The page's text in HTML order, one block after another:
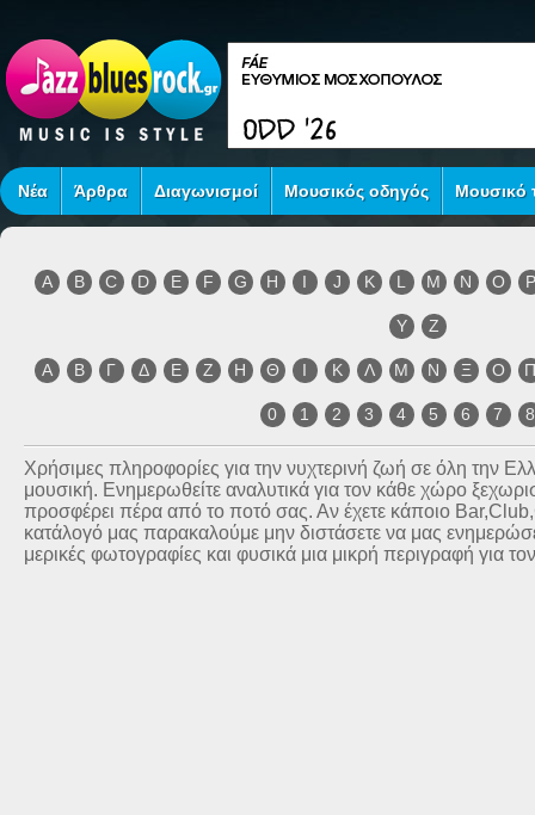
Νέα Άρθρα Διαγωνισμοί Μουσικός οδηγός Μουσικό
A B C D E F G H I J K L M N O P
Y Z
Α Β Γ Δ Ε Ζ Η Θ Ι Κ Λ Μ Ν Ξ Ο
0 1 2 3 4 5 6 7 8
Χρήσιμες πληροφορίες για την νυχτερινή ζωή σε όλη την
μουσική. Ενημερωθείτε αναλυτικά για τον κάθε χώρο
προσφέρει πέρα από το ποτό σας. Αν έχετε κάποιο
κατάλογό μας παρακαλούμε μην διστάσετε να μας
μερικές φωτογραφίες και φυσικά μια μικρή περιγραφή για